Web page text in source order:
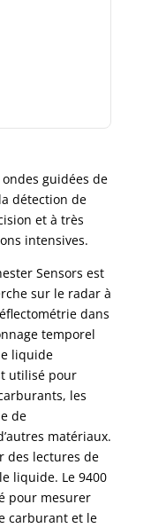
guidées de
détection de
et à très
intensives.
Sensors est
sur le radar à
dans
temporel
liquide
utilisé pour
les
de
matériaux.
des lectures de
liquide. Le 9400
pour mesurer
carburant et le